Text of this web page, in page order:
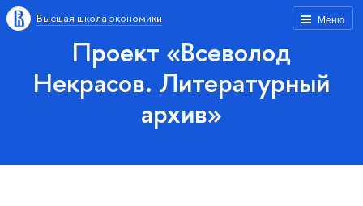
Меню
Высшая школа экономики
Проект «Всеволод
Некрасов. Литературный
архив»